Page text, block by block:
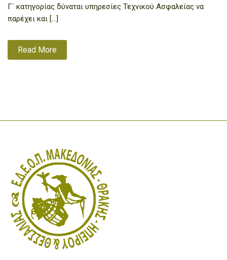
Γ΄ κατηγορίας δύναται υπηρεσίες Τεχνικού Ασφαλείας να
παρέχει και […]
Read More